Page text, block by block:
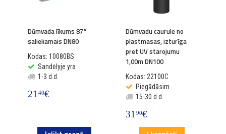
Dūmvada līkums 87°
saliekamais DN80
Kodas: 10080BS
Sandėlyje yra
1-3 d.d.
2140€
Dūmvadu caurule no
plastmasas, izturīga
pret UV starojumu
1,00m DN100
Kodas: 22100C
Piegādāsim
15-30 d.d.
3190€